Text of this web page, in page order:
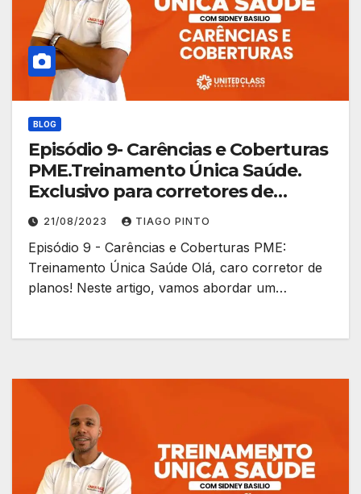
BLOG
Episódio 9- Carências e Coberturas
PME.Treinamento Única Saúde.
Exclusivo para corretores de
planos.
21/08/2023 TIAGO PINTO
Episódio 9 - Carências e Coberturas PME:
Treinamento Única Saúde Olá, caro corretor de
planos! Neste artigo, vamos abordar um…